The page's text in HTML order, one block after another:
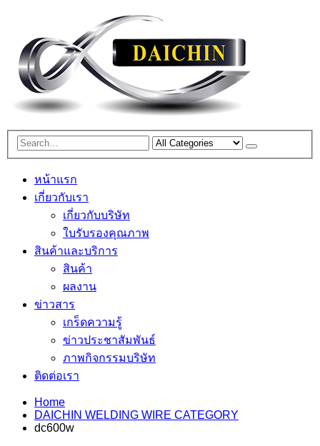
หน้าแรก
เกี่ยวกับเรา
เกี่ยวกับบริษัท
ใบรับรองคุณภาพ
สินค้าและบริการ
สินค้า
ผลงาน
ข่าวสาร
เกร็ดความรู้
ข่าวประชาสัมพันธ์
ภาพกิจกรรมบริษัท
ติดต่อเรา
Home
DAICHIN WELDING WIRE CATEGORY
dc600w